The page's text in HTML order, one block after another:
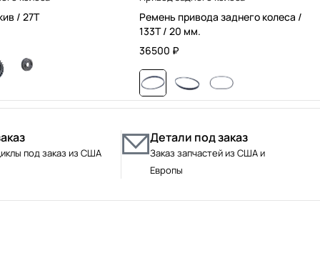
/ 27T
Ремень привода заднего колеса /
133T / 20 мм.
36500 ₽
под заказ из США
Детали под заказ
Заказ запчастей из США и
Европы